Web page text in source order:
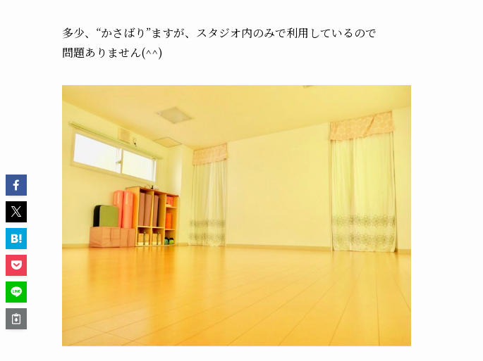
多少、“かさばり”ますが、スタジオ内のみで利用しているので
問題ありません(^^)